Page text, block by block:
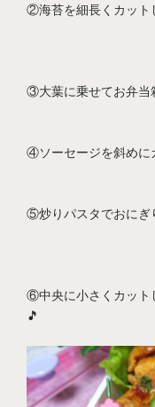
②海苔を細長くカット
③大葉に乗せてお弁当
④ソーセージを斜めに
⑤炒りパスタでおにぎ
⑥中央に小さくカット
🎵